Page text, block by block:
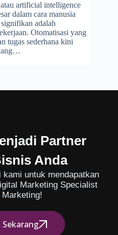
artificial intelligence
dalam cara manusia
adalah
Otomatisasi yang
tugas sederhana kini
Partner
Anda
kami untuk mendapatkan
Marketing Specialist